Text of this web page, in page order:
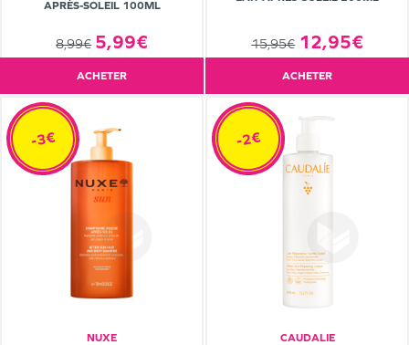
APRÈS-SOLEIL 100ML
8,99€ 5,99€
ACHETER
15,95€ 12,95€
ACHETER
NUXE
-3€
CAUDALIE
-2€